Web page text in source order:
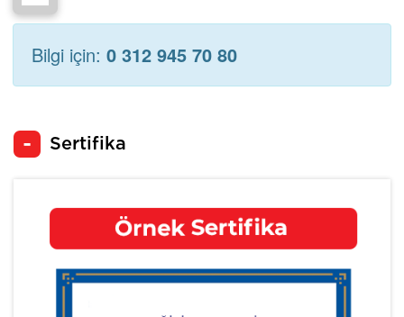
Bilgi için: 0 312 945 70 80
Sertifika